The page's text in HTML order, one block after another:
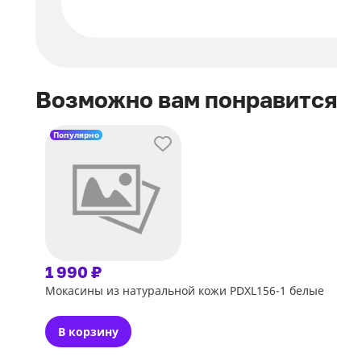
Возможно вам понравится
Популярно
1 990 ₽
Мокасины из натуральной кожи PDXL156-1 белые
В корзину